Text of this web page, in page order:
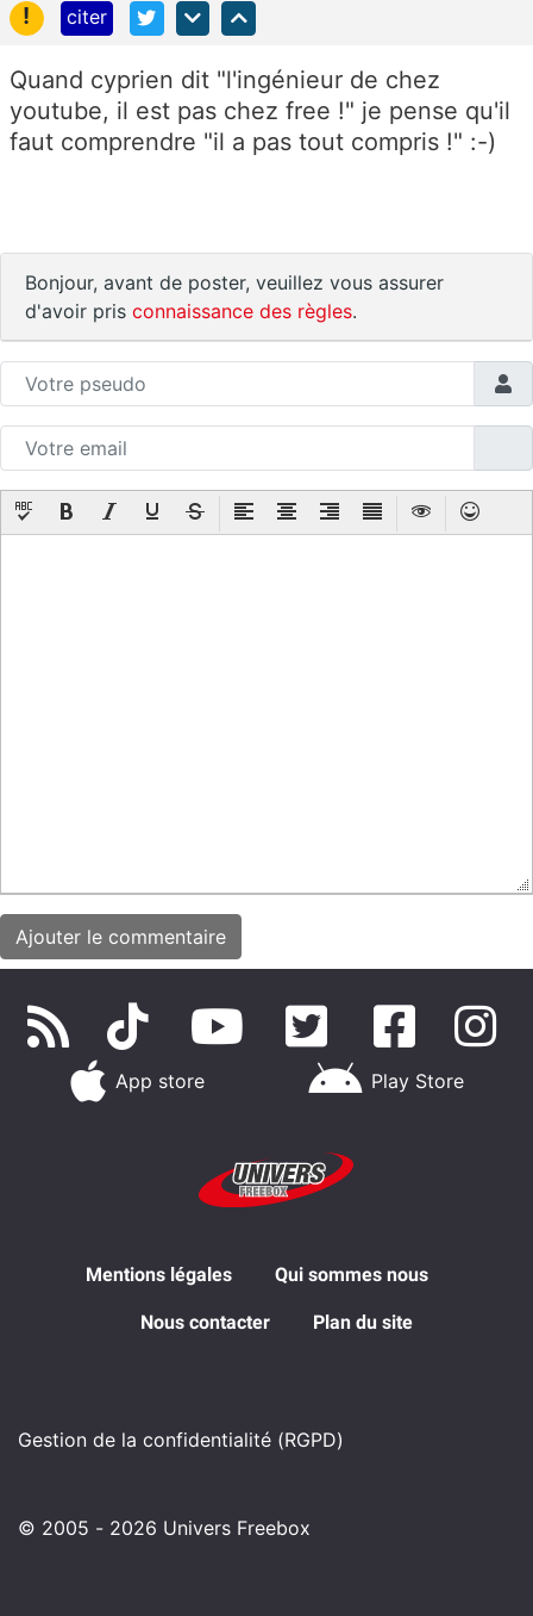
!
citer
Quand cyprien dit "l'ingénieur de chez
youtube, il est pas chez free !" je pense qu'il
faut comprendre "il a pas tout compris !" :-)
Bonjour, avant de poster, veuillez vous assurer
d'avoir pris connaissance des règles.
App store Play Store
Mentions légales Qui sommes nous
Nous contacter Plan du site
Gestion de la confidentialité (RGPD)
© 2005 - 2026 Univers Freebox